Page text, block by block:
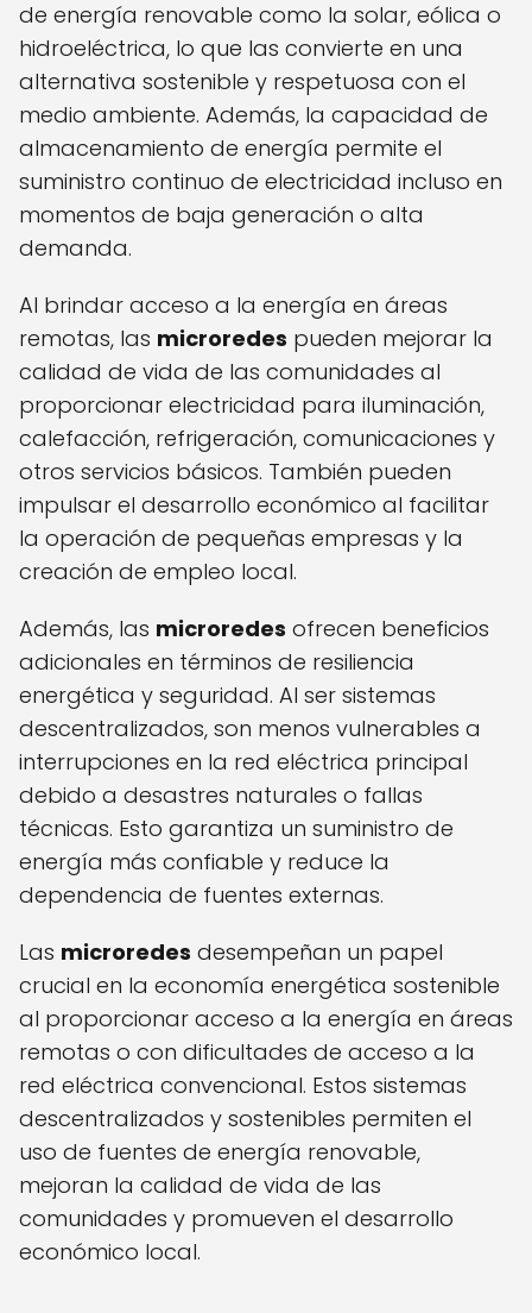
de energía renovable como la solar, eólica o
hidroeléctrica, lo que las convierte en una
alternativa sostenible y respetuosa con el
medio ambiente. Además, la capacidad de
almacenamiento de energía permite el
suministro continuo de electricidad incluso en
momentos de baja generación o alta
demanda.
Al brindar acceso a la energía en áreas
remotas, las microredes pueden mejorar la
calidad de vida de las comunidades al
proporcionar electricidad para iluminación,
calefacción, refrigeración, comunicaciones y
otros servicios básicos. También pueden
impulsar el desarrollo económico al facilitar
la operación de pequeñas empresas y la
creación de empleo local.
Además, las microredes ofrecen beneficios
adicionales en términos de resiliencia
energética y seguridad. Al ser sistemas
descentralizados, son menos vulnerables a
interrupciones en la red eléctrica principal
debido a desastres naturales o fallas
técnicas. Esto garantiza un suministro de
energía más confiable y reduce la
dependencia de fuentes externas.
Las microredes desempeñan un papel
crucial en la economía energética sostenible
al proporcionar acceso a la energía en áreas
remotas o con dificultades de acceso a la
red eléctrica convencional. Estos sistemas
descentralizados y sostenibles permiten el
uso de fuentes de energía renovable,
mejoran la calidad de vida de las
comunidades y promueven el desarrollo
económico local.